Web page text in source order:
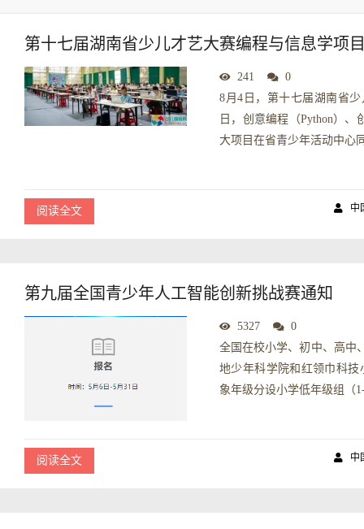
第十七届湖南省少儿才艺大赛编程与信息学项
241
0
8月4日，第十七届湖南省
日，创意编程（Python）
大项目在省青少年活动中心
阅读全文 中
第九届全国青少年人工智能创新挑战赛通知
5327
0
全国在校小学、初中、高中
地少年科学院和红领巾科
象年级分设小学低年级组（
阅读全文 中